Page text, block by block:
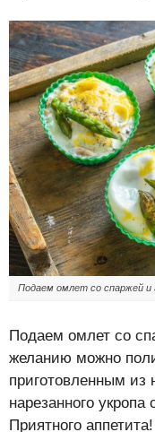
Подаем омлет со спаржей и
Подаем омлет со
желанию можно
приготовленным из
нарезанного
Приятного аппетита!